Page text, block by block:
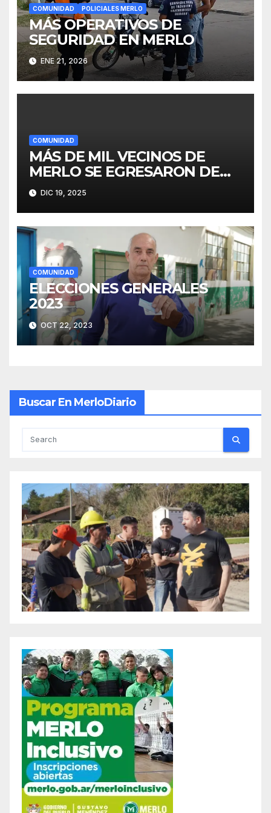
COMUNIDAD POLICIALES MERLO
MÁS OPERATIVOS DE
SEGURIDAD EN MERLO
ENE 21, 2026
COMUNIDAD
MÁS DE MIL VECINOS DE
MERLO SE EGRESARON DE
FINES
DIC 19, 2025
COMUNIDAD
ELECCIONES GENERALES
2023
OCT 22, 2023
Buscar En MerloDiario